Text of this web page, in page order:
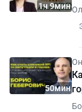
1ч 9мин
50мин